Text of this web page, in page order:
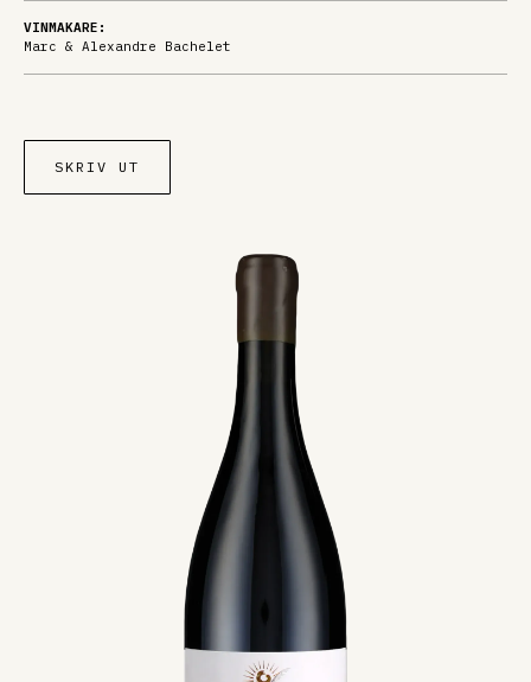
VINMAKARE:
Marc & Alexandre Bachelet
SKRIV UT